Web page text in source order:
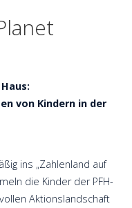
von Kindern in der
ins „Zahlenland auf
die Kinder der PFH-
Aktionslandschaft